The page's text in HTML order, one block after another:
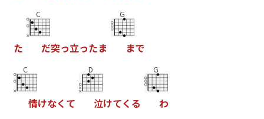
た
C
だ突っ立ったま
G
まで
C
情けなく て
D
泣けてく る
G
わ